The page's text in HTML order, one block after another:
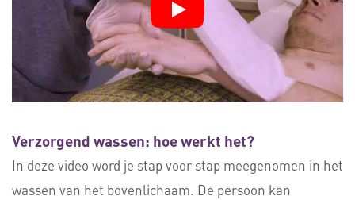
Verzorgend wassen: hoe werkt het?
In deze video word je stap voor stap meegenomen in het
wassen van het bovenlichaam. De persoon kan